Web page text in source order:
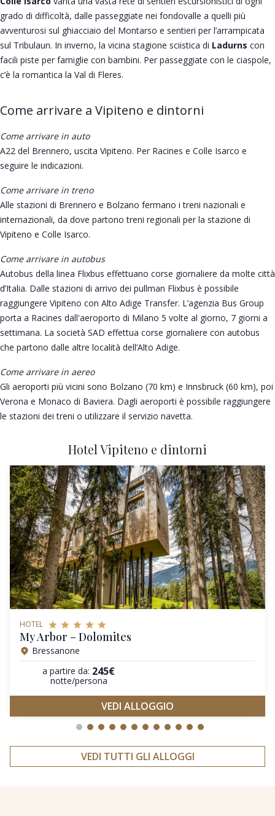
grado di difficoltà, dalle passeggiate nei fondovalle a quelli più
avventurosi sul ghiacciaio del Montarso e sentieri per l’arrampicata
sul Tribulaun. In inverno, la vicina stagione sciistica di Ladurns con
facili piste per famiglie con bambini. Per passeggiate con le ciaspole,
c’è la romantica la Val di Fleres.
Come arrivare a Vipiteno e dintorni
Come arrivare in auto
A22 del Brennero, uscita Vipiteno. Per Racines e Colle Isarco e
seguire le indicazioni.
Come arrivare in treno
Alle stazioni di Brennero e Bolzano fermano i treni nazionali e
internazionali, da dove partono treni regionali per la stazione di
Vipiteno e Colle Isarco.
Come arrivare in autobus
Autobus della linea Flixbus effettuano corse giornaliere da molte città
d’Italia. Dalle stazioni di arrivo dei pullman Flixbus è possibile
raggiungere Vipiteno con Alto Adige Transfer. L’agenzia Bus Group
porta a Racines dall'aeroporto di Milano 5 volte al giorno, 7 giorni a
settimana. La società SAD effettua corse giornaliere con autobus
che partono dalle altre località dell’Alto Adige.
Come arrivare in aereo
Gli aeroporti più vicini sono Bolzano (70 km) e Innsbruck (60 km), poi
Verona e Monaco di Baviera. Dagli aeroporti è possibile raggiungere
le stazioni dei treni o utilizzare il servizio navetta.
Hotel Vipiteno e dintorni
HOTEL
My Arbor – Dolomites
Bressanone
a partire da: 245€
notte/persona
VEDI ALLOGGIO
VEDI TUTTI GLI ALLOGGI